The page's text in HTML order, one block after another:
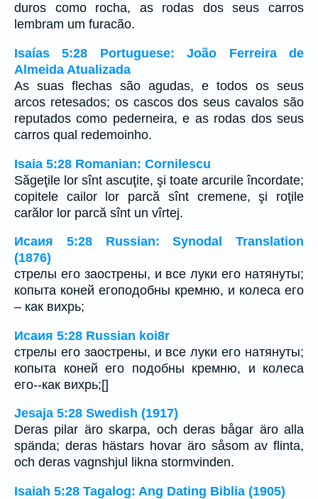
duros como rocha, as rodas dos seus carros
lembram um furacão.
Isaías 5:28 Portuguese: João Ferreira de
Almeida Atualizada
As suas flechas são agudas, e todos os seus
arcos retesados; os cascos dos seus cavalos são
reputados como pederneira, e as rodas dos seus
carros qual redemoinho.
Isaia 5:28 Romanian: Cornilescu
Săgeţile lor sînt ascuţite, şi toate arcurile încordate;
copitele cailor lor parcă sînt cremene, şi roţile
carălor lor parcă sînt un vîrtej.
Исаия 5:28 Russian: Synodal Translation
(1876)
стрелы его заострены, и все луки его натянуты;
копыта коней егоподобны кремню, и колеса его
– как вихрь;
Исаия 5:28 Russian koi8r
стрелы его заострены, и все луки его натянуты;
копыта коней его подобны кремню, и колеса
его--как вихрь;[]
Jesaja 5:28 Swedish (1917)
Deras pilar äro skarpa, och deras bågar äro alla
spända; deras hästars hovar äro såsom av flinta,
och deras vagnshjul likna stormvinden.
Isaiah 5:28 Tagalog: Ang Dating Biblia (1905)